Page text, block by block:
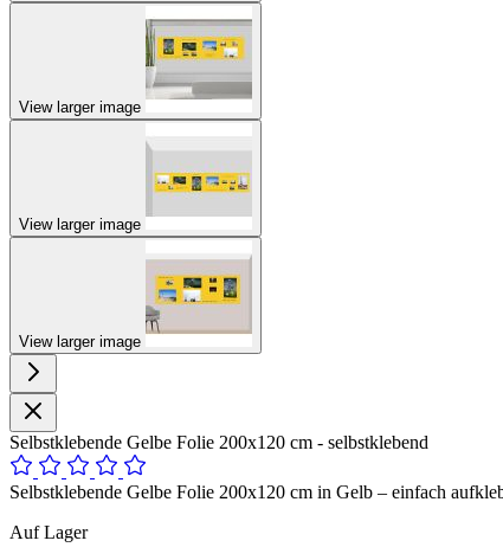
View larger image
View larger image
View larger image
Selbstklebende Gelbe Folie 200x120 cm - selbstklebend
Selbstklebende Gelbe Folie 200x120 cm in Gelb – einfach
Auf Lager